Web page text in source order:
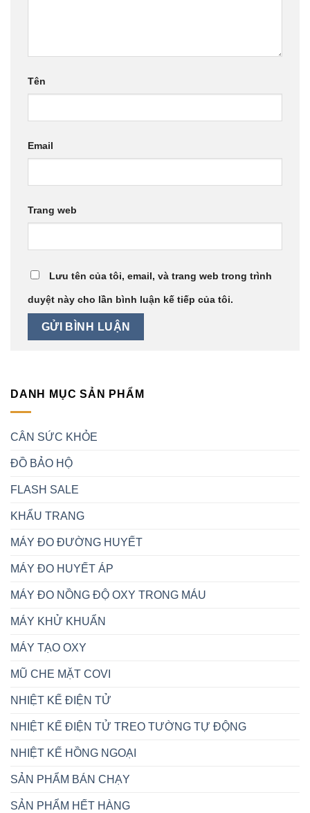
Tên
Email
Trang web
Lưu tên của tôi, email, và trang web trong trình
duyệt này cho lần bình luận kế tiếp của tôi.
DANH MỤC SẢN PHẨM
CÂN SỨC KHỎE
ĐỒ BẢO HỘ
FLASH SALE
KHẨU TRANG
MÁY ĐO ĐƯỜNG HUYẾT
MÁY ĐO HUYẾT ÁP
MÁY ĐO NỒNG ĐỘ OXY TRONG MÁU
MÁY KHỬ KHUẨN
MÁY TẠO OXY
MŨ CHE MẶT COVI
NHIỆT KẾ ĐIỆN TỬ
NHIỆT KẾ ĐIỆN TỬ TREO TƯỜNG TỰ ĐỘNG
NHIỆT KẾ HỒNG NGOẠI
SẢN PHẨM BÁN CHẠY
SẢN PHẨM HẾT HÀNG